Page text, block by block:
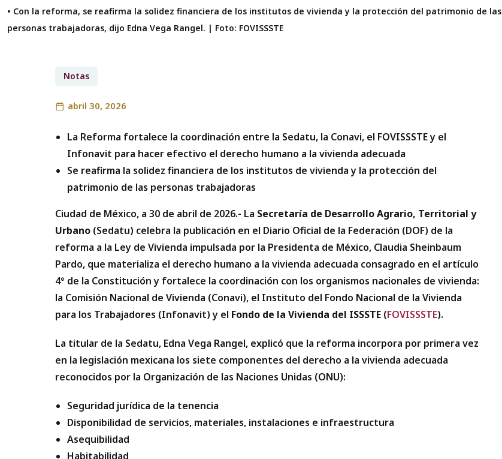
• Con la reforma, se reafirma la solidez financiera de los institutos de vivienda y la protección del patrimonio de las
personas trabajadoras, dijo Edna Vega Rangel. | Foto: FOVISSSTE
Notas
abril 30, 2026
La Reforma fortalece la coordinación entre la Sedatu, la Conavi, el FOVISSSTE y el
Infonavit para hacer efectivo el derecho humano a la vivienda adecuada
Se reafirma la solidez financiera de los institutos de vivienda y la protección del
patrimonio de las personas trabajadoras
Ciudad de México, a 30 de abril de 2026.- La Secretaría de Desarrollo Agrario, Territorial y
Urbano (Sedatu) celebra la publicación en el Diario Oficial de la Federación (DOF) de la
reforma a la Ley de Vivienda impulsada por la Presidenta de México, Claudia Sheinbaum
Pardo, que materializa el derecho humano a la vivienda adecuada consagrado en el artículo
4° de la Constitución y fortalece la coordinación con los organismos nacionales de vivienda:
la Comisión Nacional de Vivienda (Conavi), el Instituto del Fondo Nacional de la Vivienda
para los Trabajadores (Infonavit) y el Fondo de la Vivienda del ISSSTE (FOVISSSTE).
La titular de la Sedatu, Edna Vega Rangel, explicó que la reforma incorpora por primera vez
en la legislación mexicana los siete componentes del derecho a la vivienda adecuada
reconocidos por la Organización de las Naciones Unidas (ONU):
Seguridad jurídica de la tenencia
Disponibilidad de servicios, materiales, instalaciones e infraestructura
Asequibilidad
Habitabilidad